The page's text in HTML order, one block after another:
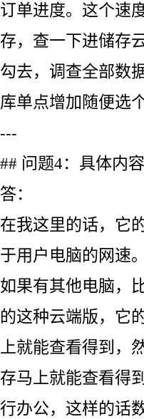
订单进度。这个速
存，查一下进储存
勾去，调查全部数
库单点增加随便选
---
## 问题4：具体内容
答：
在我这里的话，它
于用户电脑的网速
如果有其他电脑，
的这种云端版，它
上就能查看得到，
存马上就能查看得
行办公，这样的话